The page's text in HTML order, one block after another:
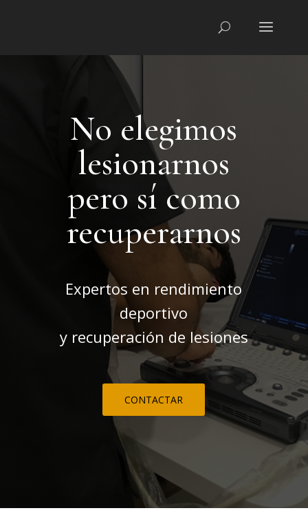
No elegimos
lesionarnos
pero sí como
recuperarnos
Expertos en rendimiento
deportivo
y recuperación de lesiones
CONTACTAR